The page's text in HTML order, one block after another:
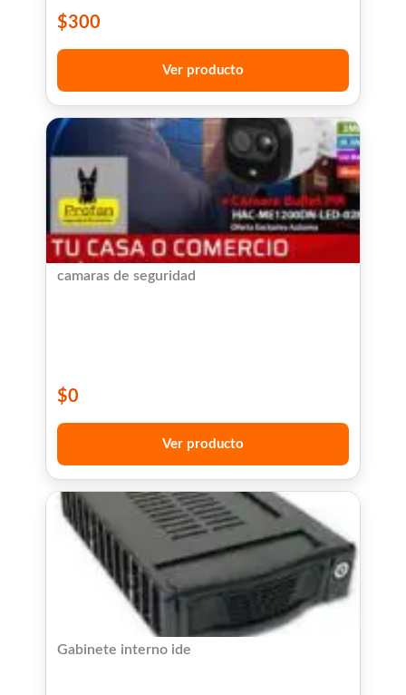
$300
Ver producto
camaras de seguridad
$0
Ver producto
Gabinete interno ide